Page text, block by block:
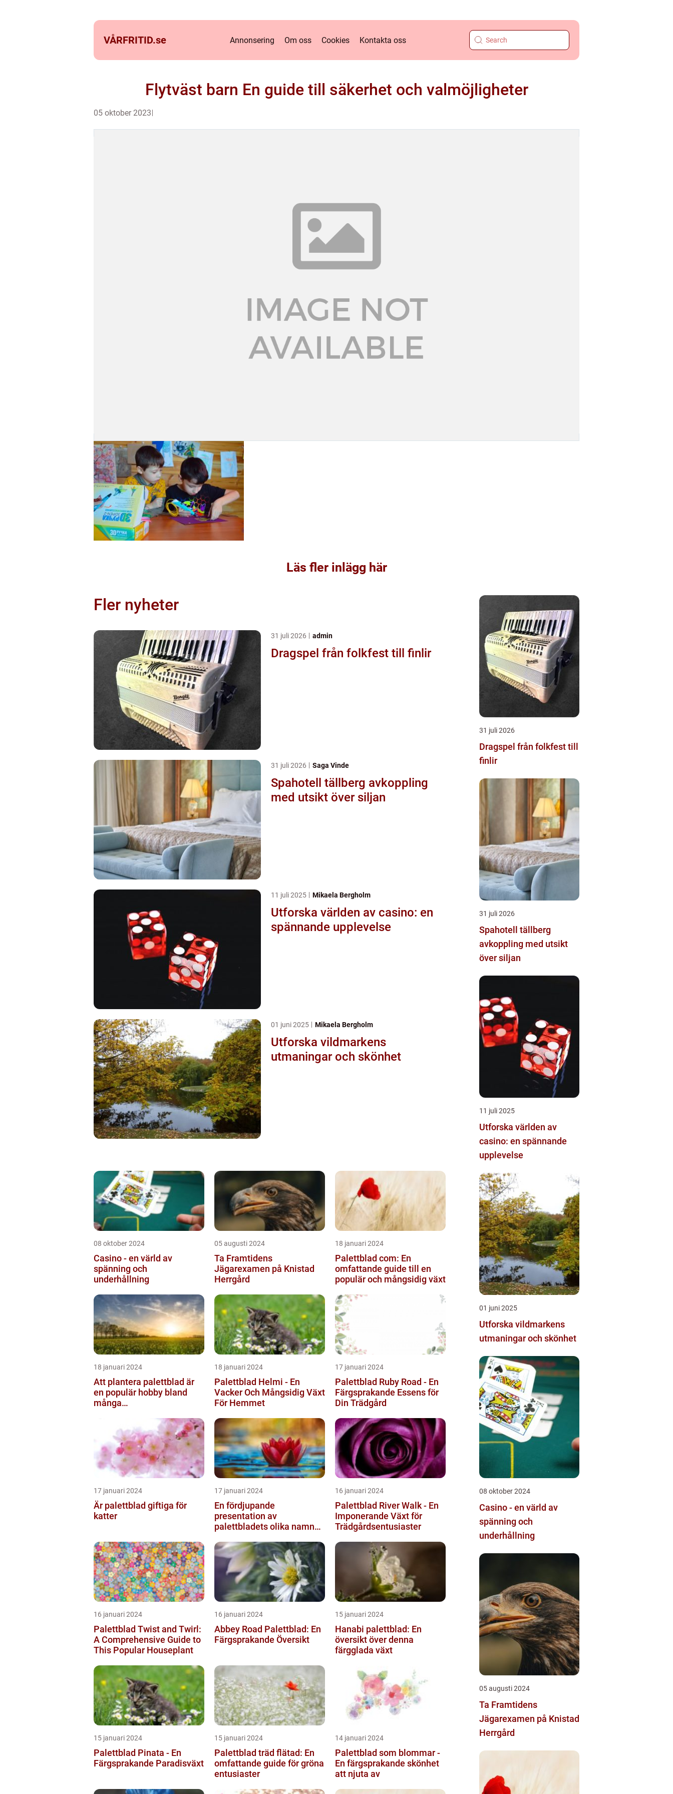
VÅRFRITID.se Annonsering Om oss Cookies Kontakta oss
Flytväst barn En guide till säkerhet och valmöjligheter
05 oktober 2023
Läs fler inlägg här
Fler nyheter
31 juli 2026 admin
Dragspel från folkfest till finlir
31 juli 2026 Saga Vinde
Spahotell tällberg avkoppling
med utsikt över siljan
11 juli 2025 Mikaela Bergholm
Utforska världen av casino: en
spännande upplevelse
01 juni 2025 Mikaela Bergholm
Utforska vildmarkens
utmaningar och skönhet
08 oktober 2024
Casino - en värld av
spänning och
underhållning
05 augusti 2024
Ta Framtidens
Jägarexamen på Knistad
Herrgård
18 januari 2024
Palettblad com: En
omfattande guide till en
populär och mångsidig växt
18 januari 2024
Att plantera palettblad är
en populär hobby bland
många
kan bidra till att ...
18 januari 2024
Palettblad Helmi - En
Vacker Och Mångsidig Växt
För Hemmet
17 januari 2024
Palettblad Ruby Road - En
Färgsprakande Essens för
Din Trädgård
17 januari 2024
Är palettblad giftiga för
katter
17 januari 2024
En fördjupande
presentation av
palettbladets olika namn
16 januari 2024
Palettblad River Walk - En
Imponerande Växt för
Trädgårdsentusiaster
16 januari 2024
Palettblad Twist and Twirl:
A Comprehensive Guide to
This Popular Houseplant
16 januari 2024
Abbey Road Palettblad: En
Färgsprakande Översikt
15 januari 2024
Hanabi palettblad: En
översikt över denna
färgglada växt
15 januari 2024
Palettblad Pinata - En
Färgsprakande Paradisväxt
15 januari 2024
Palettblad träd flätad: En
omfattande guide för gröna
entusiaster
14 januari 2024
Palettblad som blommar -
En färgsprakande skönhet
att njuta av
31 juli 2026
Dragspel från folkfest till
finlir
31 juli 2026
Spahotell tällberg
avkoppling med utsikt
över siljan
11 juli 2025
Utforska världen av
casino: en spännande
upplevelse
01 juni 2025
Utforska vildmarkens
utmaningar och skönhet
08 oktober 2024
Casino - en värld av
spänning och
underhållning
05 augusti 2024
Ta Framtidens
Jägarexamen på Knistad
Herrgård